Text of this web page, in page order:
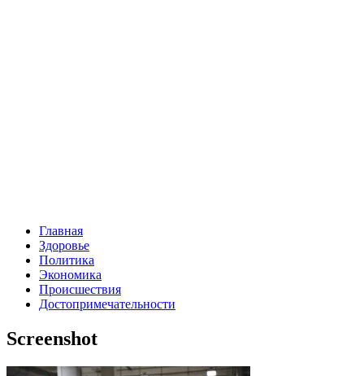
Главная
Здоровье
Политика
Экономика
Происшествия
Достопримечательности
Screenshot